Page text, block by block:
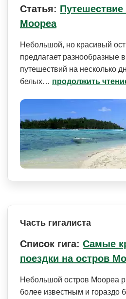
Статья: Путешествие
Моореа
Небольшой, но красивый
предлагает разнообразные
путешествий на несколько
белых… продолжить
Часть гигалиста
Список гига: Самые
поездки на остров
Небольшой остров Моореа
более известным и гораздо